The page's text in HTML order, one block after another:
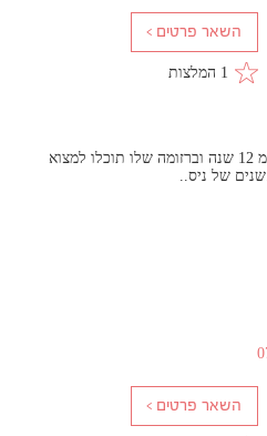
1 המלצות
שלומי ביטון הינו צלם אופנה למעלה מ 12 שנה וברזומה שלו תוכלו למצוא
של ניס..